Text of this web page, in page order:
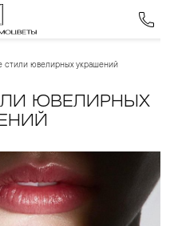
стили ювелирных украшений
ЮВЕЛИРНЫХ